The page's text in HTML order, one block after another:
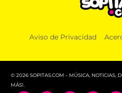
Aviso de Privacidad
© 2026 SOPITAS.COM - MÚSICA, NOTICIAS,
MÁS!.